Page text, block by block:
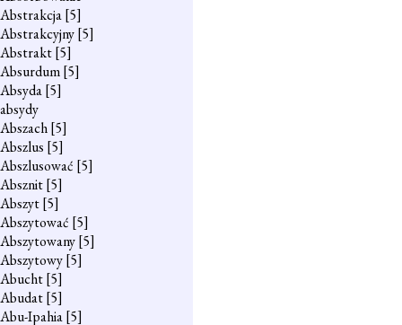
Abstrakcja[5]
Abstrakcyjny[5]
Abstrakt[5]
Absurdum[5]
Absyda[5]
absydy
Abszach[5]
Abszlus [5]
Abszlusować [5]
Absznit[5]
Abszyt[5]
Abszytować [5]
Abszytowany[5]
Abszytowy[5]
Abucht[5]
Abudat[5]
Abu-Ipahia[5]